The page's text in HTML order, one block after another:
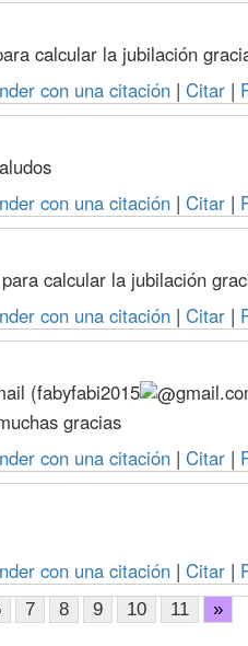
calcular la jubilación
con una citación | Citar |
con una citación | Citar |
calcular la jubilación
con una citación | Citar |
(fabyfabi2015
gracias
con una citación | Citar |
con una citación | Citar |
7 8 9 10 11 »